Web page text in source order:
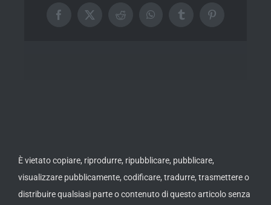
Facebook
X RedditWhatsAppTumblrPinterest
È vietato copiare, riprodurre, ripubblicare, pubblicare,
visualizzare pubblicamente, codificare, tradurre, trasmettere o
distribuire qualsiasi parte o contenuto di questo articolo senza